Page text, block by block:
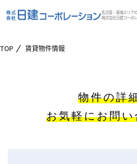
名古屋・東海エリア
株式会社日建コーポ
TOP 賃貸物件情報
物件の詳
お気軽にお問